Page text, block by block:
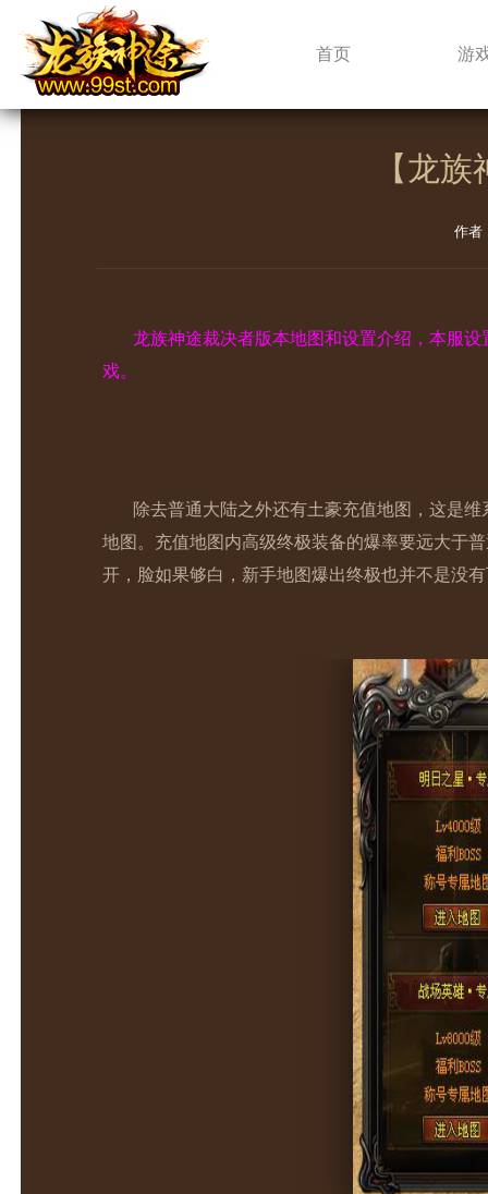
首页 游
新闻中心
【龙
作者
龙族神途裁决者版本地图和设置介绍，本服
戏。
除去普通大陆之外还有土豪充值地图，这是
地图。充值地图内高级终极装备的爆率要远大于
开，脸如果够白，新手地图爆出终极也并不是没